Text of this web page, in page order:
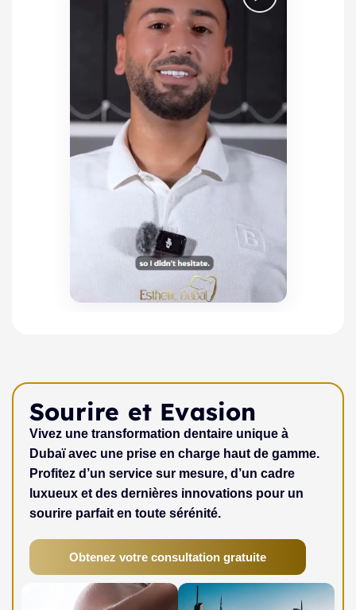
Sourire et Evasion
Vivez une transformation dentaire unique à
Dubaï avec une prise en charge haut de gamme.
Profitez d’un service sur mesure, d’un cadre
luxueux et des dernières innovations pour un
sourire parfait en toute sérénité.
Obtenez votre consultation gratuite